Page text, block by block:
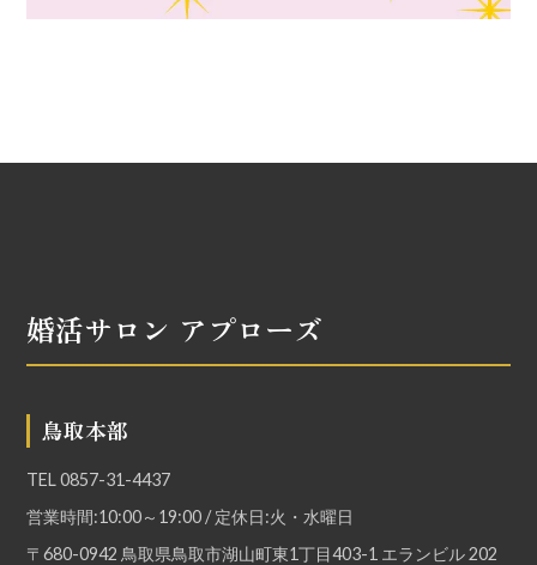
婚活サロン アプローズ
鳥取本部
TEL0857-31-4437
営業時間:10:00～19:00 / 定休日:火・水曜日
〒680-0942 鳥取県鳥取市湖山町東1丁目403-1 エランビル 202